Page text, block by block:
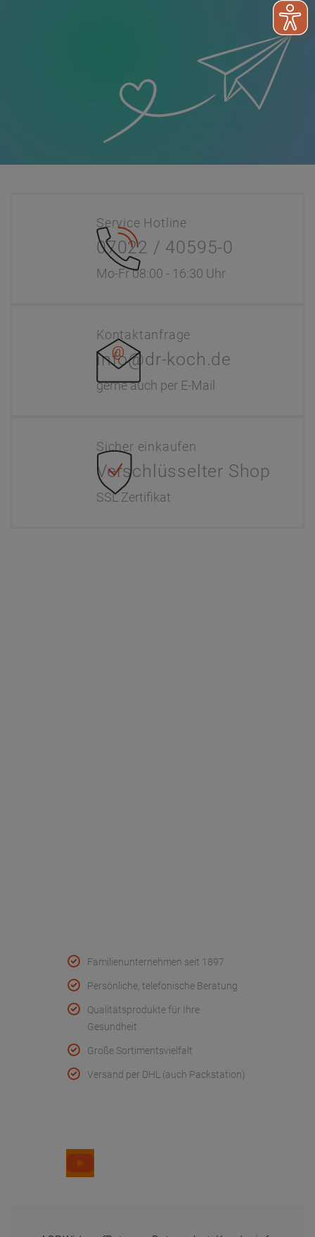
Service Hotline
07022 / 40595-0
Mo-Fr 08:00 - 16:30 Uhr
Kontaktanfrage
info@dr-koch.de
gerne auch per E-Mail
Sicher einkaufen
Verschlüsselter Shop
SSL Zertifikat
Familienunternehmen seit 1897
Persönliche, telefonische Beratung
Qualitätsprodukte für Ihre
Gesundheit
Große Sortimentsvielfalt
Versand per DHL (auch Packstation)